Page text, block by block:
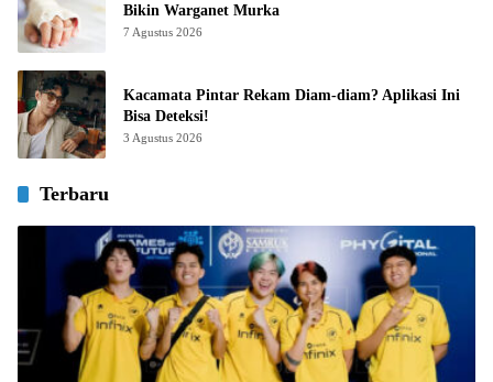
Bikin Warganet Murka
7 Agustus 2026
Kacamata Pintar Rekam Diam-diam? Aplikasi Ini
Bisa Deteksi!
3 Agustus 2026
Terbaru